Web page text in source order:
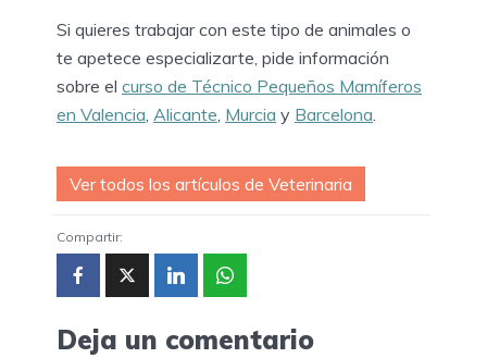
Si quieres trabajar con este tipo de animales o
te apetece especializarte, pide información
sobre el curso de Técnico Pequeños Mamíferos
en Valencia Alicante Murcia y Barcelona
Ver todos los artículos de Veterinaria
Compartir:
Deja un comentario